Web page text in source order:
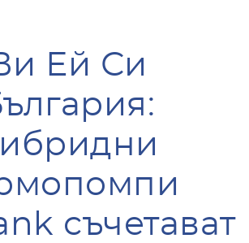
Ей Си
съчетават